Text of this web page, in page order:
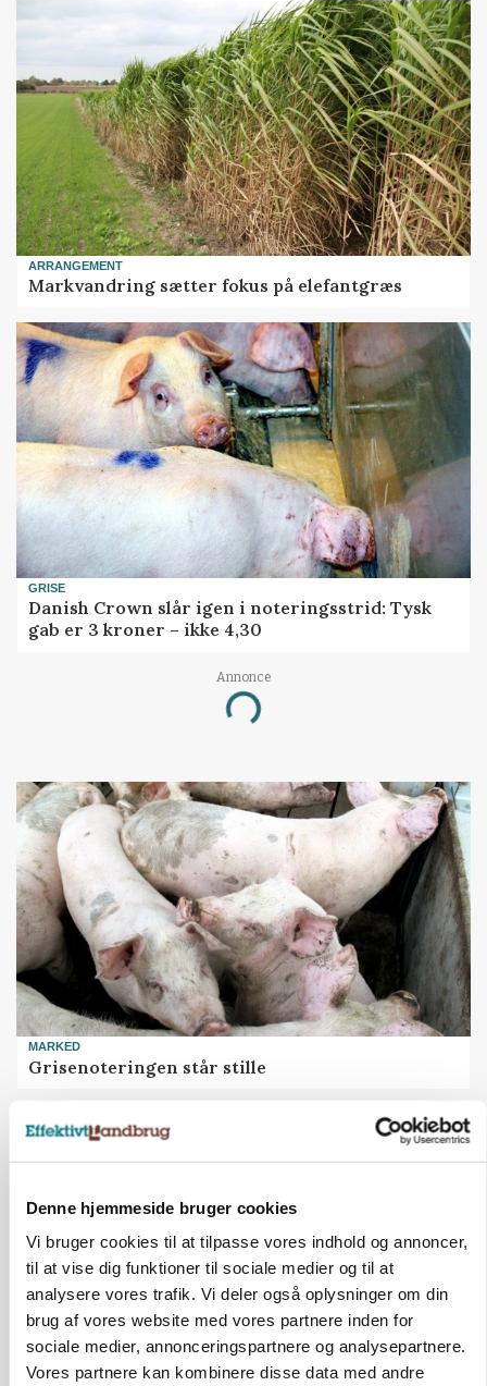
Denne hjemmeside bruger cookies
Vi bruger cookies til at tilpasse vores indhold og annoncer,
til at vise dig funktioner til sociale medier og til at
analysere vores trafik. Vi deler også oplysninger om din
brug af vores website med vores partnere inden for
sociale medier, annonceringspartnere og analysepartnere.
Vores partnere kan kombinere disse data med andre
ARRANGEMENT
Markvandring sætter fokus på elefantgræs
GRISE
Danish Crown slår igen i noteringsstrid: Tysk
gab er 3 kroner – ikke 4,30
Annonce
Loading...
MARKED
Grisenoteringen står stille